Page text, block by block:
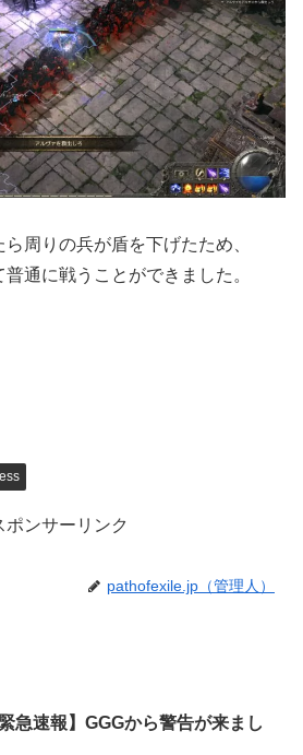
周りの兵が盾を下げたため、
通に戦うことができました。
ポンサーリンク
pathofexile.jp（管理人）
緊急速報】GGGから警告が来まし